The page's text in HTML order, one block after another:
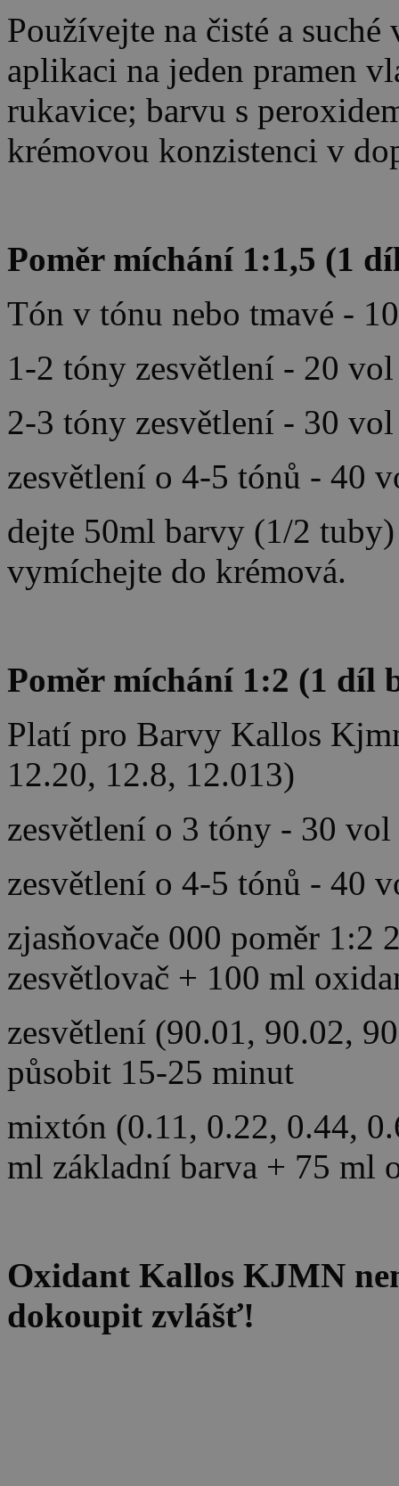
Používejte na čisté a
aplikaci na jeden pramen
rukavice; barvu s
krémovou konzistenci v
Poměr míchání 1:1,5 (1
Tón v tónu nebo tmavé -
1-2 tóny zesvětlení - 20
2-3 tóny zesvětlení - 30
zesvětlení o 4-5 tónů - 40
dejte 50ml barvy (1/2
vymíchejte do krémová.
Poměr míchání 1:2 (1 díl
Platí pro Barvy Kallos
12.20, 12.8, 12.013)
zesvětlení o 3 tóny - 30
zesvětlení o 4-5 tónů - 40
zjasňovače 000 poměr 1:2
zesvětlovač + 100 ml
zesvětlení (90.01, 90.02,
působit 15-25 minut
mixtón (0.11, 0.22, 0.44,
ml základní barva + 75 ml
Oxidant Kallos KJMN
dokoupit zvlášť!